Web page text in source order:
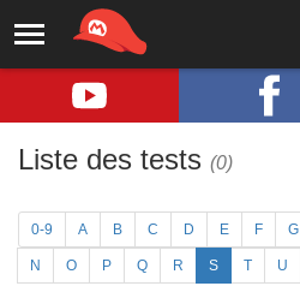
Liste des tests (0)
0-9 A B C D E F G
N O P Q R S T U